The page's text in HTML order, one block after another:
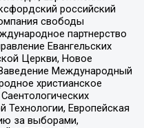
российский
свободы
партнерство
Евангельских
Церкви, Новое
Международный
христианское
Европейская
за выборами,